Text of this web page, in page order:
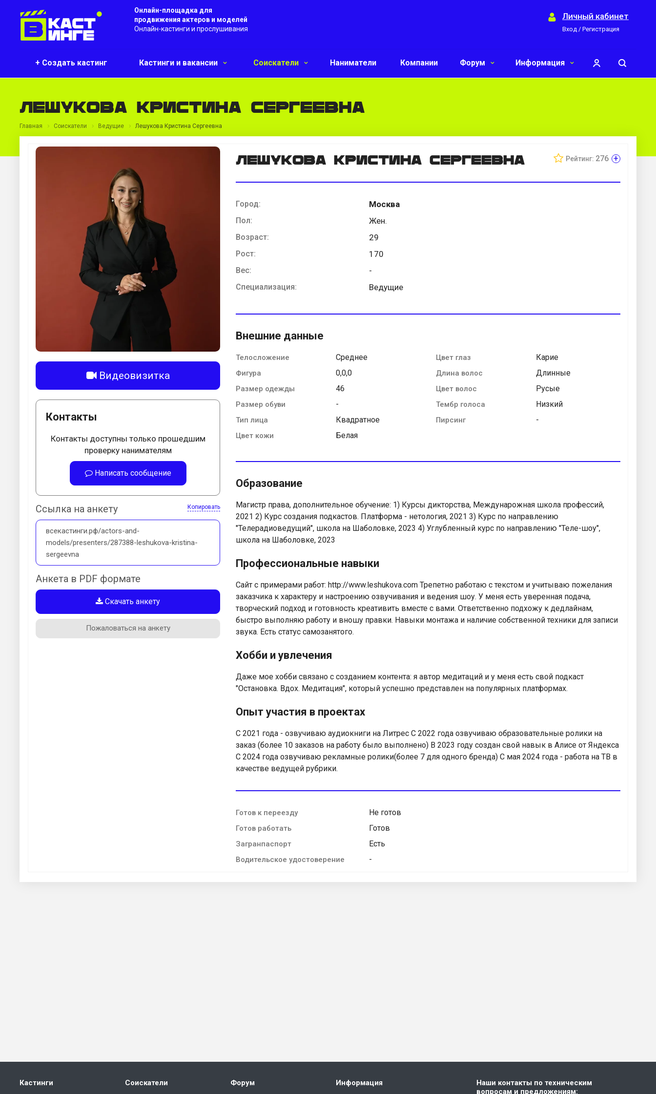
Онлайн-площадка для
продвижения актеров и моделей
Онлайн-кастинги и прослушивания
Личный кабинет
Вход / Регистрация
+ Создать кастинг Кастинги и вакансии Соискатели Наниматели Компании Форум Информация
Лешукова Кристина Сергеевна
Главная Соискатели Ведущие Лешукова Кристина Сергеевна
Видеовизитка
Контакты
Контакты доступны только прошедшим
проверку нанимателям
Написать сообщение
Ссылка на анкету Копировать
всекастинги.рф/actors-and-
models/presenters/287388-leshukova-kristina-
sergeevna
Анкета в PDF формате
Скачать анкету
Пожаловаться на анкету
Лешукова Кристина Сергеевна Рейтинг: 276 +
Город: Москва
Пол: Жен.
Возраст: 29
Рост: 170
Вес: -
Специализация: Ведущие
Внешние данные
Телосложение Среднее
Фигура 0,0,0
Размер одежды 46
Размер обуви -
Тип лица Квадратное
Цвет кожи Белая
Цвет глаз Карие
Длина волос Длинные
Цвет волос Русые
Тембр голоса Низкий
Пирсинг -
Образование
Магистр права, дополнительное обучение: 1) Курсы дикторства, Междунарожная школа профессий,
2021 2) Курс создания подкастов. Платформа - нетология, 2021 3) Курс по направлению
"Телерадиоведущий", школа на Шаболовке, 2023 4) Углубленный курс по направлению "Теле-шоу",
школа на Шаболовке, 2023
Профессиональные навыки
Сайт с примерами работ: http://www.leshukova.com Трепетно работаю с текстом и учитываю пожелания
заказчика к характеру и настроению озвучивания и ведения шоу. У меня есть уверенная подача,
творческий подход и готовность креативить вместе с вами. Ответственно подхожу к дедлайнам,
быстро выполняю работу и вношу правки. Навыки монтажа и наличие собственной техники для записи
звука. Есть статус самозанятого.
Хобби и увлечения
Даже мое хобби связано с созданием контента: я автор медитаций и у меня есть свой подкаст
"Остановка. Вдох. Медитация", который успешно представлен на популярных платформах.
Опыт участия в проектах
С 2021 года - озвучиваю аудиокниги на Литрес С 2022 года озвучиваю образовательные ролики на
заказ (более 10 заказов на работу было выполнено) В 2023 году создан свой навык в Алисе от Яндекса
С 2024 года озвучиваю рекламные ролики(более 7 для одного бренда) С мая 2024 года - работа на ТВ в
качестве ведущей рубрики.
Готов к переезду Не готов
Готов работать Готов
Загранпаспорт Есть
Водительское удостоверение -
Кастинги Соискатели Форум Информация
Наши контакты по техническим
вопросам и предложениям: